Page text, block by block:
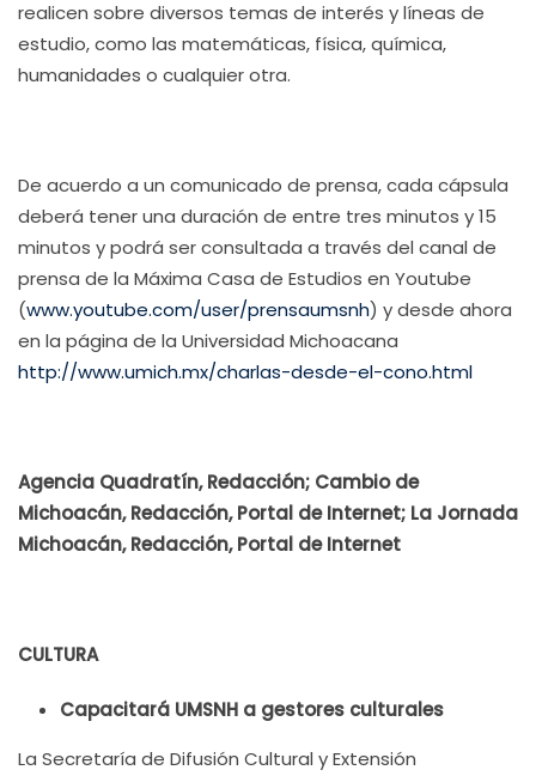
realicen sobre diversos temas de interés y líneas de
estudio, como las matemáticas, física, química,
humanidades o cualquier otra.
De acuerdo a un comunicado de prensa, cada cápsula
deberá tener una duración de entre tres minutos y 15
minutos y podrá ser consultada a través del canal de
prensa de la Máxima Casa de Estudios en Youtube
(www.youtube.com/user/prensaumsnh) y desde ahora
en la página de la Universidad Michoacana
http://www.umich.mx/charlas-desde-el-cono.html
Agencia Quadratín, Redacción; Cambio de
Michoacán, Redacción, Portal de Internet; La Jornada
Michoacán, Redacción, Portal de Internet
CULTURA
Capacitará UMSNH a gestores culturales
La Secretaría de Difusión Cultural y Extensión